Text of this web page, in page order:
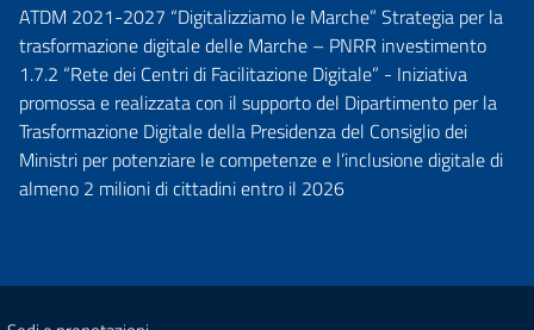
ATDM 2021-2027 “Digitalizziamo le Marche” Strategia per la
trasformazione digitale delle Marche – PNRR investimento
1.7.2 “Rete dei Centri di Facilitazione Digitale” - Iniziativa
promossa e realizzata con il supporto del Dipartimento per la
Trasformazione Digitale della Presidenza del Consiglio dei
Ministri per potenziare le competenze e l’inclusione digitale di
almeno 2 milioni di cittadini entro il 2026